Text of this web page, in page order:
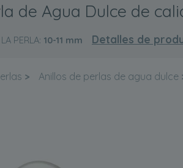
de Agua Dulce de
PERLA: 10-11 mm Detalles de
> Anillos de perlas de agua dulce